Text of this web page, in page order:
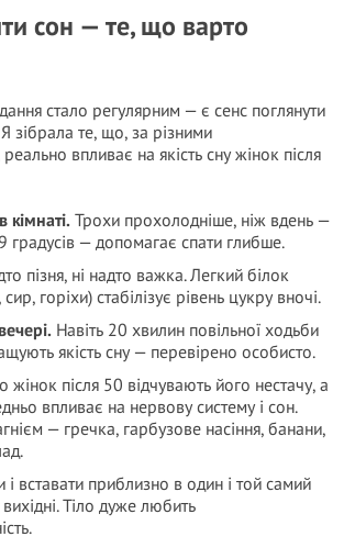
сон — те, що варто
стало регулярним — є сенс поглянути
зібрала те, що, за різними
впливає на якість сну жінок після
кімнаті. Трохи прохолодніше, ніж вдень —
градусів — допомагає спати глибше.
пізня, ні надто важка. Легкий білок
горіхи) стабілізує рівень цукру вночі.
Навіть 20 хвилин повільної ходьби
якість сну — перевірено особисто.
жінок після 50 відчувають його нестачу, а
впливає на нервову систему і сон.
— гречка, гарбузове насіння, банани,
і вставати приблизно в один і той самий
Тіло дуже любить